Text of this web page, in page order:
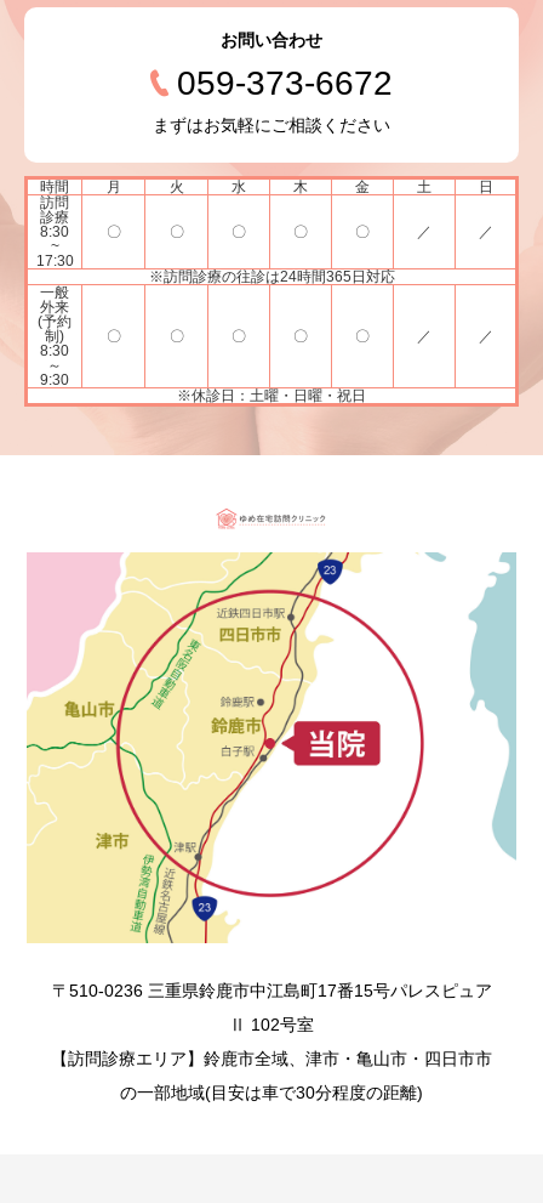
お問い合わせ
059-373-6672
まずはお気軽にご相談ください
時間 月 火 水 木 金 土
日
訪問
診療
8:30
~
17:30
〇 〇 〇 〇 〇 ／ ／
※訪問診療の往診は24時間365日対応
一般
外来
(予約
制)
8:30
～
9:30
〇 〇 〇 〇 〇 ／ ／
※休診日：土曜・日曜・祝日
〒510-0236 三重県鈴鹿市中江島町17番15号パレスピュア
Ⅱ 102号室
【訪問診療エリア】鈴鹿市全域、津市・亀山市・四日市市
の一部地域(目安は車で30分程度の距離)